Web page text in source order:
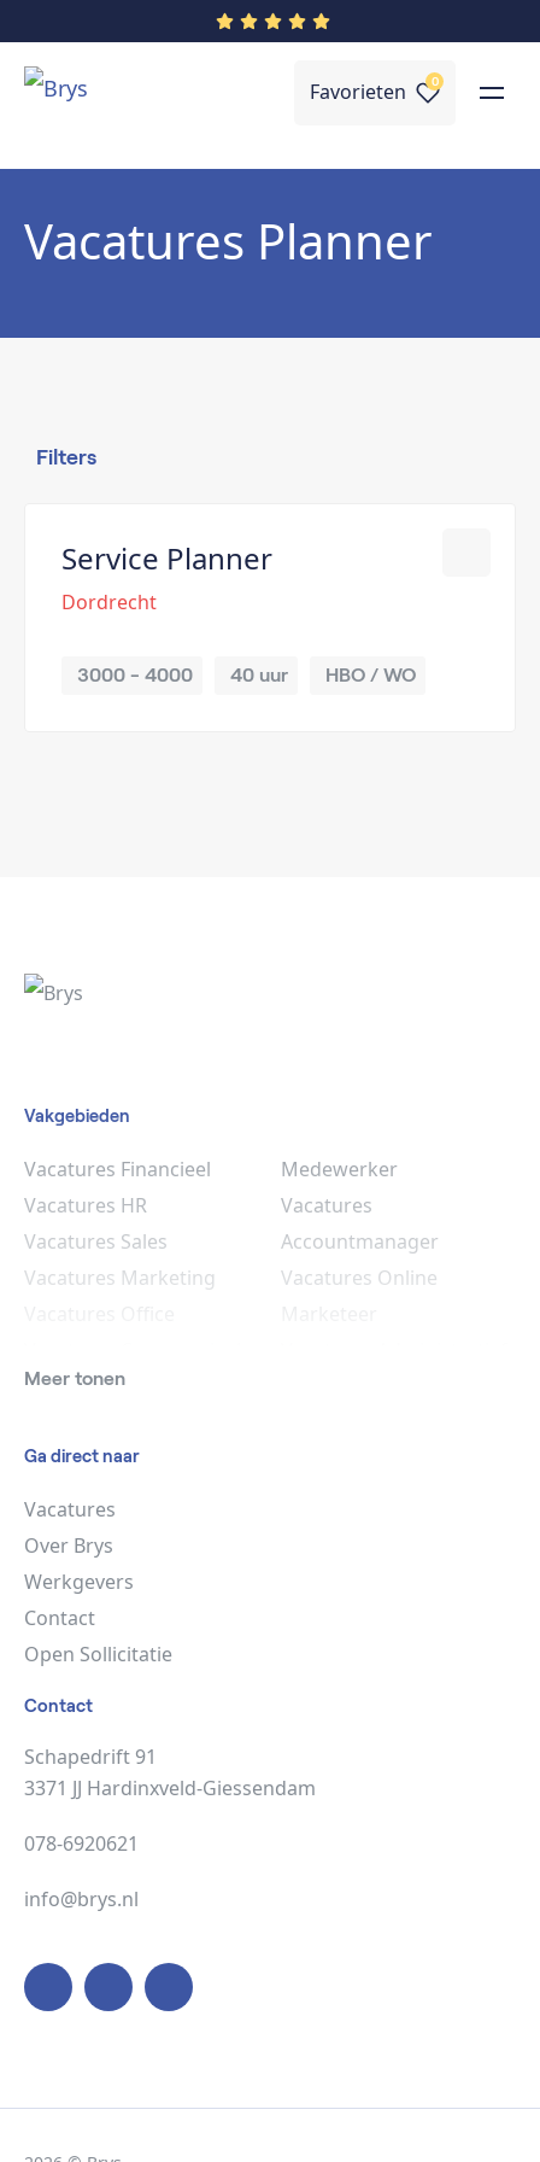
Favorieten 0
Vacatures Planner
Filters
Service Planner
Dordrecht
3000 - 4000 40 uur HBO / WO
Vakgebieden
Vacatures Financieel
Vacatures HR
Vacatures Sales
Vacatures Marketing
Medewerker
Medewerker
Vacatures
Accountmanager
Vacatures Online
Meer tonen
Ga direct naar
Vacatures
Over Brys
Werkgevers
Contact
Open Sollicitatie
Contact
Schapedrift 91
3371 JJ Hardinxveld-Giessendam
078-6920621
info@brys.nl